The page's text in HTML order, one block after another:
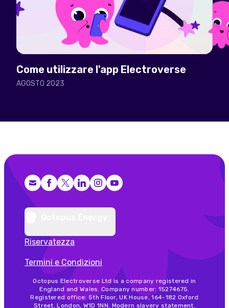
Come utilizzare l'app Electroverse
AGOSTO 2023
Facebook
X (Twitter)
LinkedInInstagram
YouTube
Riservatezza
Termini e Condizioni
Octopus Electroverse Ltd is a company registered in
England and Wales. Company number: 15274675.
Registered office: 5th Floor, UK House, 164-182 Oxford
Street, London, W1D 1NN. Modern slavery statement.